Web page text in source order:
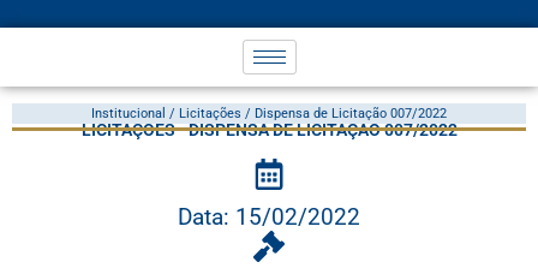
LICITAÇÕES - DISPENSA DE LICITAÇÃO 007/2022
Institucional / Licitações / Dispensa de Licitação 007/2022
Data: 15/02/2022